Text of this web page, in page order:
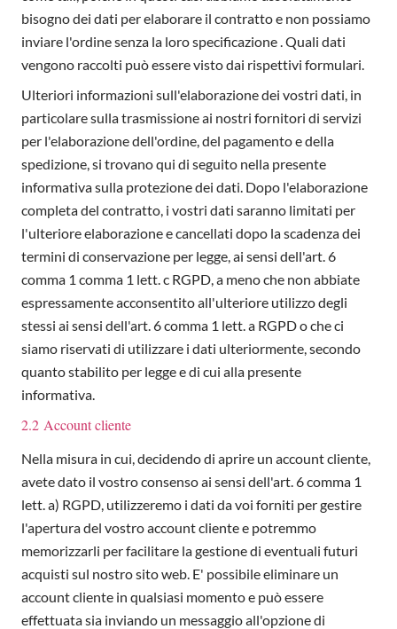
bisogno dei dati per elaborare il contratto e non possiamo
inviare l'ordine senza la loro specificazione . Quali dati
vengono raccolti può essere visto dai rispettivi formulari.
Ulteriori informazioni sull'elaborazione dei vostri dati, in
particolare sulla trasmissione ai nostri fornitori di servizi
per l'elaborazione dell'ordine, del pagamento e della
spedizione, si trovano qui di seguito nella presente
informativa sulla protezione dei dati. Dopo l'elaborazione
completa del contratto, i vostri dati saranno limitati per
l'ulteriore elaborazione e cancellati dopo la scadenza dei
termini di conservazione per legge, ai sensi dell'art. 6
comma 1 comma 1 lett. c RGPD, a meno che non abbiate
espressamente acconsentito all'ulteriore utilizzo degli
stessi ai sensi dell'art. 6 comma 1 lett. a RGPD o che ci
siamo riservati di utilizzare i dati ulteriormente, secondo
quanto stabilito per legge e di cui alla presente
informativa.
2.2 Account cliente
Nella misura in cui, decidendo di aprire un account cliente,
avete dato il vostro consenso ai sensi dell'art. 6 comma 1
lett. a) RGPD, utilizzeremo i dati da voi forniti per gestire
l'apertura del vostro account cliente e potremmo
memorizzarli per facilitare la gestione di eventuali futuri
acquisti sul nostro sito web. E' possibile eliminare un
account cliente in qualsiasi momento e può essere
effettuata sia inviando un messaggio all'opzione di